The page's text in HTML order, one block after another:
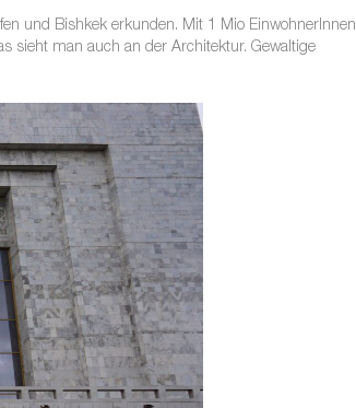
und Bishkek erkunden. Mit 1 Mio EinwohnerInnen
sieht man auch an der Architektur. Gewaltige